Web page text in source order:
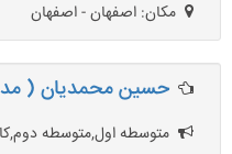
مکان: اصفهان - اصفهان
حسین محمدیان (
متوسطه اول,متوسطه